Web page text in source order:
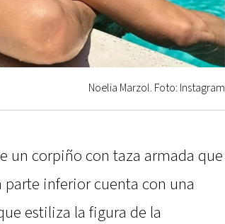
Noelia Marzol. Foto: Instagram
un corpiño con taza armada que
inferior cuenta con una
estiliza la figura de la